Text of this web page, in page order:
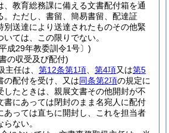
、教育総務課に備える文書配付箱を通
ただし、書留、簡易書留、配達証
別送達により送達されたものその他緊
ては、この限りでない。
成29年教委訓令1号〕)
の収受及び配付)
主任は、 第12条第1項 第4項又は第5
の配付を受け、又は同条第2項の規定に
したときは、親展文書その他開封が不
書にあっては閉封のまま名宛人に配付
あっては直ちに開封し、これを担当者
ない。